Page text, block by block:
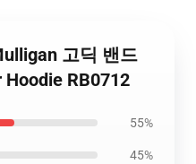
고딕 밴드
RB0712
55%
45%